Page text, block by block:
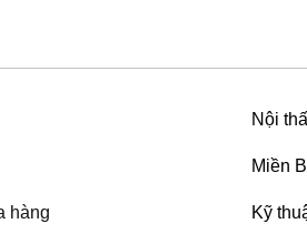
hàng
Nội
Miền
Kỹ